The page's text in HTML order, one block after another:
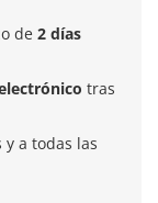
de 2 días
tras
y a todas las